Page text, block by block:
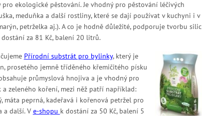
ekologické pěstování. Je vhodný pro pěstování léčivých
meduňka a další rostliny, které se dají používat v kuchyni i v
petrželka aj.). A co je hodně důležité, podporuje tvorbu silic
dostání za 81 Kč, balení 20 litrů.
Přírodní substrát pro bylinky, který je
prosetého jemně tříděného křemičitého písku
průmyslová hnojiva a je vhodný pro
zeleného koření, mezi něž patří například:
máta peprná, kadeřavá i kořenová petržel pro
a další. V e-shopu k dostání za 50 Kč, balení 5